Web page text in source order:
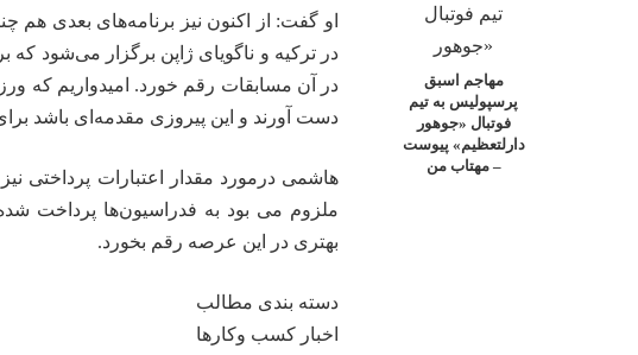
مهاجم اسبق
پرسپولیس به تیم
فوتبال «جوهور
دارلتعظیم» پیوست
– مهتاب من
او گفت: از اکنون نیز برنامه‌های بعدی هم
در ترکیه و ناگویای ژاپن برگزار می‌شود که
در آن مسابقات رقم خورد. امیدواریم که
دست آورند و این پیروزی مقدمه‌ای باشد
ملزوم می بود به فدراسیون‌ها پرداخت
بهتری در این عرصه رقم بخورد.
دسته بندی مطالب
اخبار کسب وکارها